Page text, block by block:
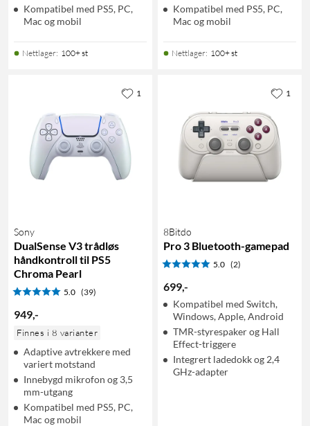
Kompatibel med PS5, PC,
Mac og mobil
Nettlager: 100+ st
Kompatibel med PS5, PC,
Mac og mobil
Nettlager: 100+ st
Sony
DualSense V3 trådløs
håndkontroll til PS5
Chroma Pearl
5.0 (39)
949,-
Finnes i 8 varianter
Adaptive avtrekkere med
variert motstand
Innebygd mikrofon og 3,5
mm-utgang
Kompatibel med PS5, PC,
Mac og mobil
1
8Bitdo
Pro 3 Bluetooth-gamepad
5.0 (2)
699,-
Kompatibel med Switch,
Windows, Apple, Android
TMR-styrespaker og Hall
Effect-triggere
Integrert ladedokk og 2,4
GHz-adapter
1